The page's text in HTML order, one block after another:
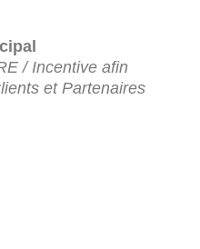
/ Incentive afin
et Partenaires